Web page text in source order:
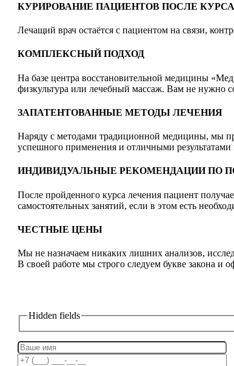
КУРИРОВАНИЕ ПАЦИЕНТОВ ПОСЛЕ
Лечащий врач остаётся с пациентом на связи,
КОМПЛЕКСНЫЙ ПОДХОД
На базе центра восстановительной медицины
физкультура или лечебный массаж. Вам не нужно
ЗАПАТЕНТОВАННЫЕ МЕТОДЫ ЛЕЧЕНИЯ
Наряду с методами традиционной медицины, мы
успешного применения и отличными
ИНДИВИДУАЛЬНЫЕ РЕКОМЕНДАЦИИ ПО
После пройденного курса лечения пациент
самостоятельных занятий, если в этом есть
ЧЕСТНЫЕ ЦЕНЫ
Мы не назначаем никаких лишних анализов,
В своей работе мы строго следуем букве закона
Hidden fields